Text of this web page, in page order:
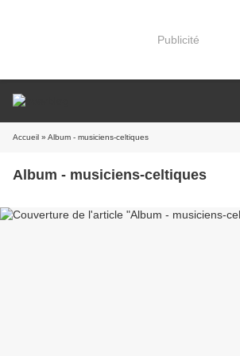
Publicité
Accueil » Album - musiciens-celtiques
Album - musiciens-celtiques